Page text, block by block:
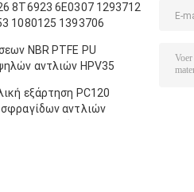
8T6923 6E0307 1293712
1080125 1393706
0996998
NBR PTFE PU
αντλιών HPV35
εξάρτηση PC120
σφραγίδων αντλιών